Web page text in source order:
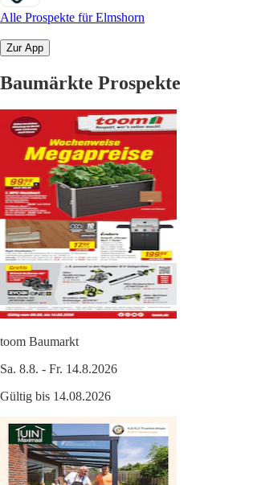
Alle Prospekte für Elmshorn
Zur App
Baumärkte Prospekte
toom Baumarkt
Sa. 8.8. - Fr. 14.8.2026
Gültig bis 14.08.2026